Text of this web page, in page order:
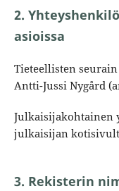
2.
asioissa
Tieteellisten
Antti-Jussi Nygård
Julkaisijakohtainen
julkaisijan
3. Rekisterin